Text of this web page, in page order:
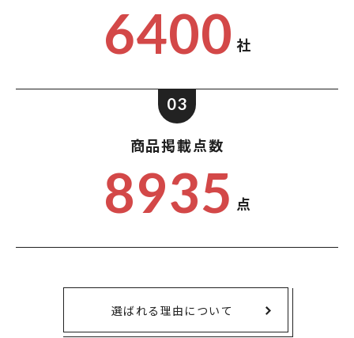
6400 社
03
商品掲載点数
8935 点
選ばれる理由について